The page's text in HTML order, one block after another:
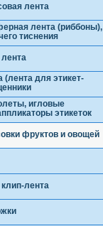
лента
лента (риббоны),
тиснения
(лента для этикет-
игловые
этикеток
фруктов и овощей
лента